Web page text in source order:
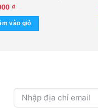
(2 Disc) KGTUS
₫
vào giỏ